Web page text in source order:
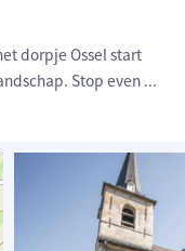
dorpje Ossel start
Stop even ...